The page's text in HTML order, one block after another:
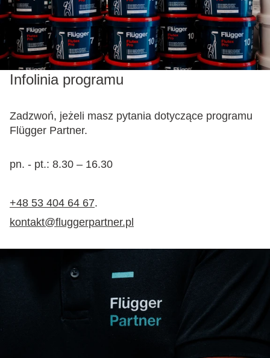
Infolinia programu
Zadzwoń, jeżeli masz pytania dotyczące programu
Flügger Partner.
pn. - pt.: 8.30 – 16.30
+48 53 404 64 67.
kontakt@fluggerpartner.pl